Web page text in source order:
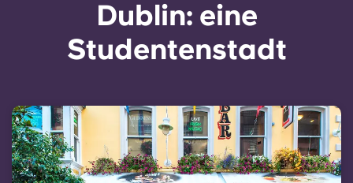
Dublin: eine
Studentenstadt